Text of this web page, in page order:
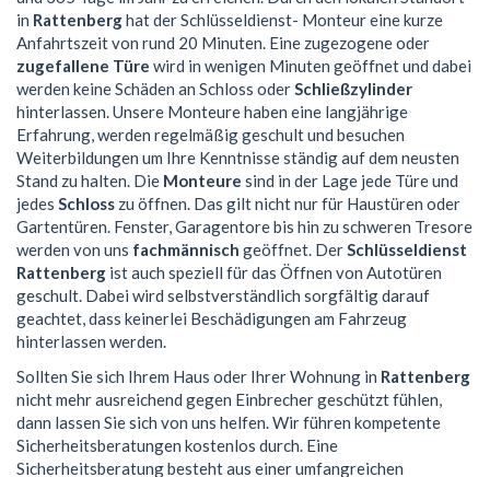
in Rattenberghat der Schlüsseldienst- Monteur eine kurze
Anfahrtszeit von rund 20 Minuten. Eine zugezogene oder
zugefallene Türe wird in wenigen Minuten geöffnet und dabei
werden keine Schäden an Schloss oderSchließzylinder
hinterlassen. Unsere Monteure haben eine langjährige
Erfahrung, werden regelmäßig geschult und besuchen
Weiterbildungen um Ihre Kenntnisse ständig auf dem neusten
Stand zu halten. Die Monteure sind in der Lage jede Türe und
jedes Schloss zu öffnen. Das gilt nicht nur für Haustüren oder
Gartentüren. Fenster, Garagentore bis hin zu schweren Tresore
werden von uns fachmännisch geöffnet. DerSchlüsseldienst
Rattenberg ist auch speziell für das Öffnen von Autotüren
geschult. Dabei wird selbstverständlich sorgfältig darauf
geachtet, dass keinerlei Beschädigungen am Fahrzeug
hinterlassen werden.
Sollten Sie sich Ihrem Haus oder Ihrer Wohnung in Rattenberg
nicht mehr ausreichend gegen Einbrecher geschützt fühlen,
dann lassen Sie sich von uns helfen. Wir führen kompetente
Sicherheitsberatungen kostenlos durch. Eine
Sicherheitsberatung besteht aus einer umfangreichen